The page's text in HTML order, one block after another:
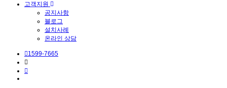
고객지원
공지사항
블로그
설치사례
온라인 상담
1599-7665